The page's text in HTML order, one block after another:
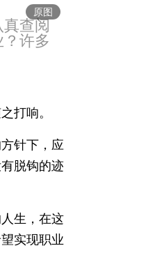
原图
真查阅
许多
打响。
针下，应
脱钩的迹
生，在这
实现职业